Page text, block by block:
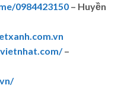
0984423150 – Huyền
–